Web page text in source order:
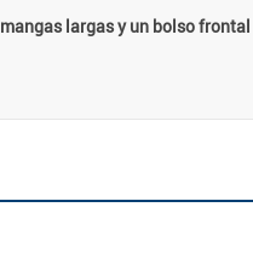
mangas largas y un bolso frontal